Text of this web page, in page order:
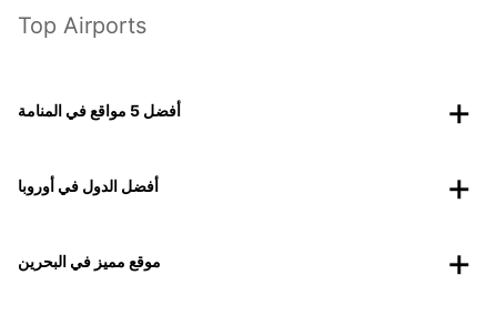
Top Airports
أفضل 5 مواقع في المنامة
أفضل الدول في أوروبا
موقع مميز في البحرين